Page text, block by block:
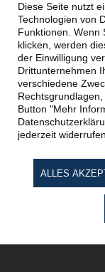
Radreisen | 6 Tage
Aug 26 - Okt 27
Diese Seite nutzt
Technologien von
Funktionen. Wenn
klicken, werden
der Einwilligung
Drittunternehmen
verschiedene
Button "Mehr
jederzeit widerrufen.
ALLES